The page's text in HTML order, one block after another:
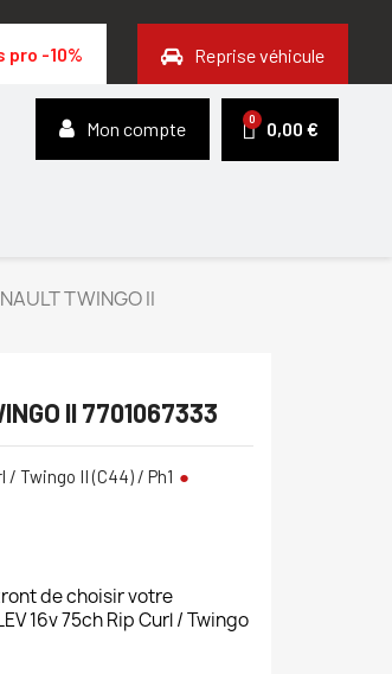
pro -10% Reprise véhicule
Mon compte 0,00 €
TWINGO II
II 7701067333
/ Twingo II (C44) / Ph1
de choisir votre
16v 75ch Rip Curl / Twingo